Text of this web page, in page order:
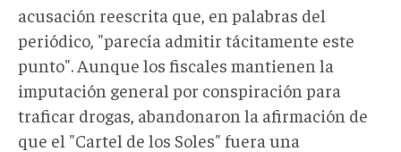
acusación reescrita que, en palabras del
periódico, "parecía admitir tácitamente este
punto". Aunque los fiscales mantienen la
imputación general por conspiración para
traficar drogas, abandonaron la afirmación de
que el "Cartel de los Soles" fuera una